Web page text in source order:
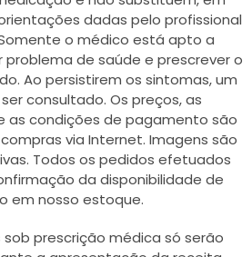
dadas pelo profissional
o médico está apto a
de saúde e prescrever o
Ao persistirem os sintomas, um
consultado. Os preços, as
as condições de pagamento são
via Internet. Imagens são
Todos os pedidos efetuados
da disponibilidade de
em nosso estoque.
prescrição médica só serão